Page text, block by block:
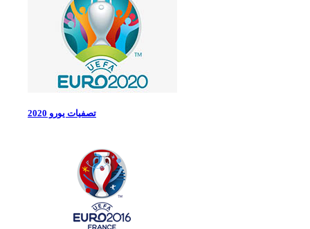
تصفيات يورو 2020